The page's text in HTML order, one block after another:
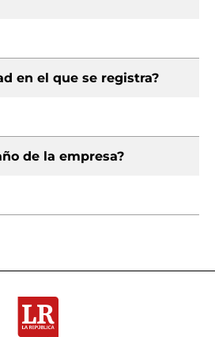
en el que se registra?
de la empresa?